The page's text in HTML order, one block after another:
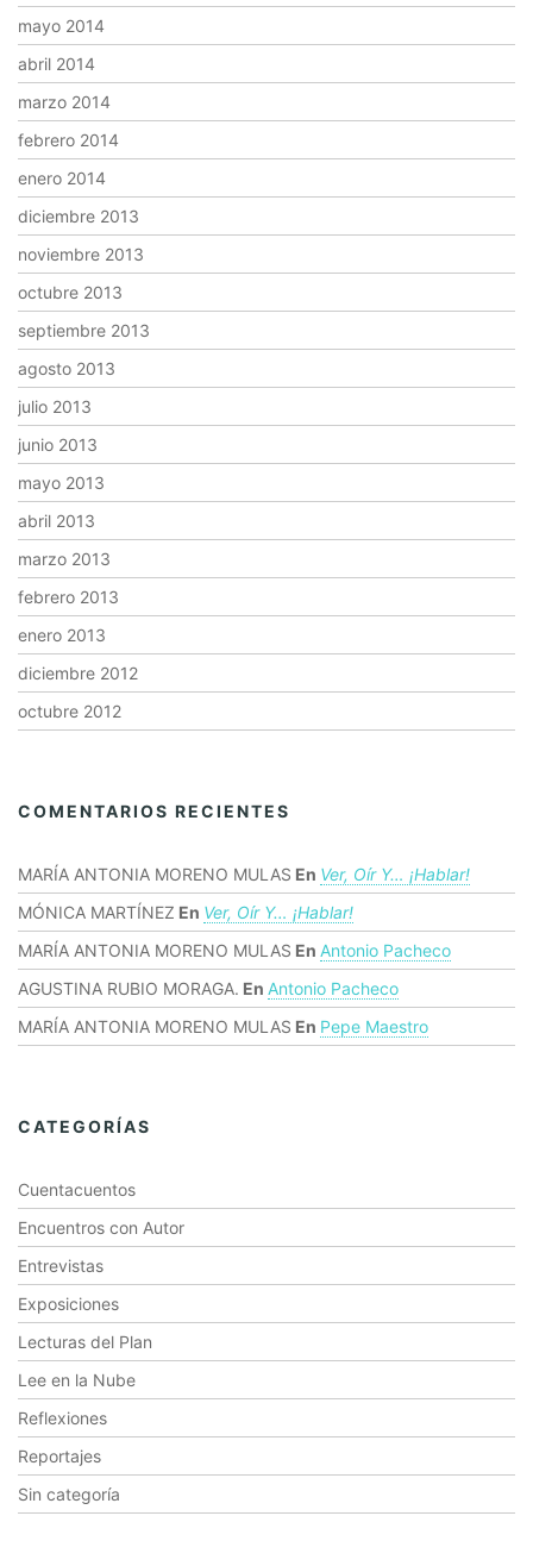
mayo 2014
abril 2014
marzo 2014
febrero 2014
enero 2014
diciembre 2013
noviembre 2013
octubre 2013
septiembre 2013
agosto 2013
julio 2013
junio 2013
mayo 2013
abril 2013
marzo 2013
febrero 2013
enero 2013
diciembre 2012
octubre 2012
COMENTARIOS RECIENTES
MARÍA ANTONIA MORENO MULAS En Ver, Oír Y… ¡hablar!
MÓNICA MARTÍNEZ En Ver, Oír Y… ¡hablar!
MARÍA ANTONIA MORENO MULAS En Antonio Pacheco
AGUSTINA RUBIO MORAGA. En Antonio Pacheco
MARÍA ANTONIA MORENO MULAS En Pepe Maestro
CATEGORÍAS
Cuentacuentos
Encuentros con Autor
Entrevistas
Exposiciones
Lecturas del Plan
Lee en la Nube
Reflexiones
Reportajes
Sin categoría